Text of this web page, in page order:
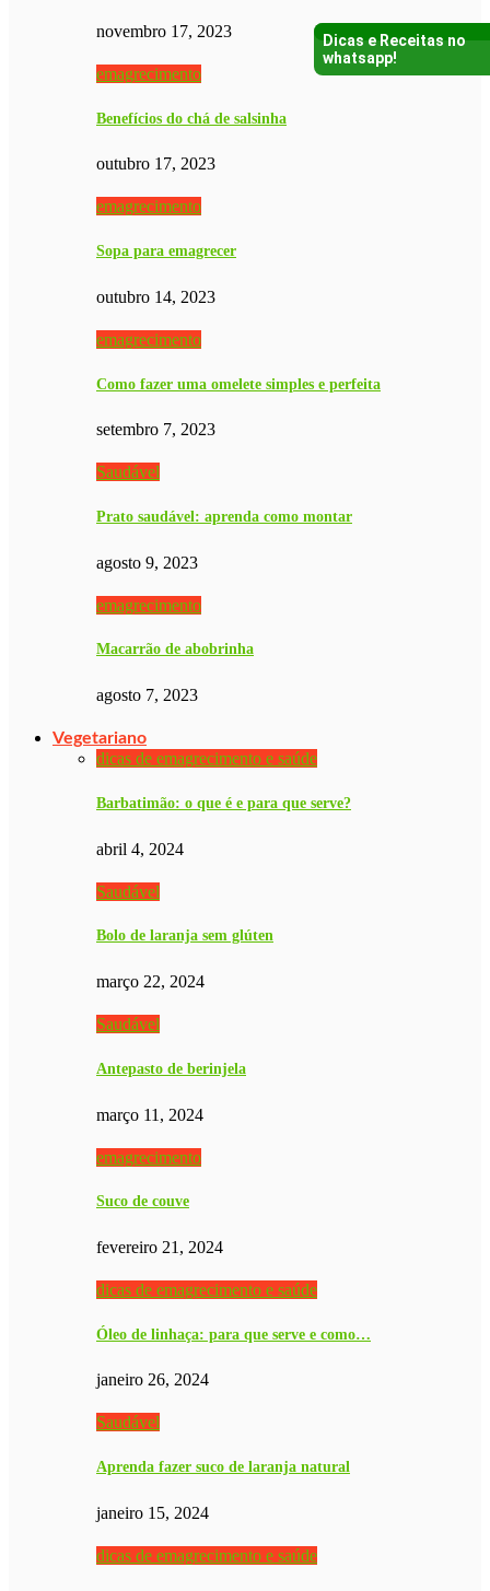
novembro 17, 2023
emagrecimento
Benefícios do chá de salsinha
outubro 17, 2023
emagrecimento
Sopa para emagrecer
outubro 14, 2023
emagrecimento
Como fazer uma omelete simples e perfeita
setembro 7, 2023
Saudável
Prato saudável: aprenda como montar
agosto 9, 2023
emagrecimento
Macarrão de abobrinha
agosto 7, 2023
Vegetariano
dicas de emagrecimento e saúde
Barbatimão: o que é e para que serve?
abril 4, 2024
Saudável
Bolo de laranja sem glúten
março 22, 2024
Saudável
Antepasto de berinjela
março 11, 2024
emagrecimento
Suco de couve
fevereiro 21, 2024
dicas de emagrecimento e saúde
Óleo de linhaça: para que serve e como…
janeiro 26, 2024
Saudável
Aprenda fazer suco de laranja natural
janeiro 15, 2024
dicas de emagrecimento e saúde
Dicas e Receitas no
whatsapp!